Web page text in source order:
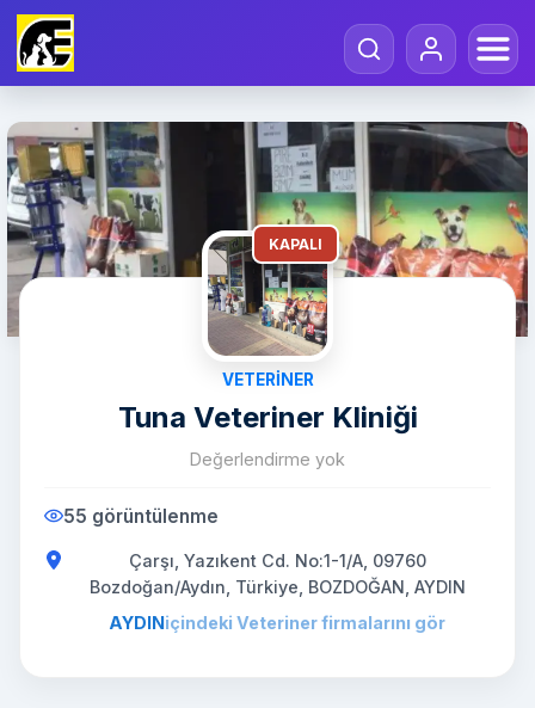
KAPALI
VETERINER
Tuna Veteriner Kliniği
Değerlendirme yok
55 görüntülenme
Çarşı, Yazıkent Cd. No:1-1/A, 09760
Bozdoğan/Aydın, Türkiye, BOZDOĞAN, AYDIN
AYDINiçindeki Veteriner firmalarını gör